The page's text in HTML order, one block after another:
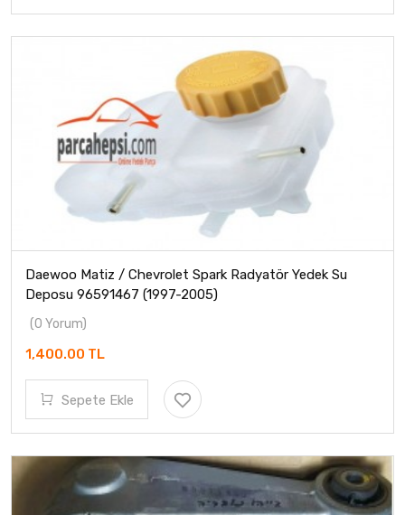
Daewoo Matiz / Chevrolet Spark Radyatör Yedek Su
Deposu 96591467 (1997-2005)
(0 Yorum)
1,400.00 TL
Sepete Ekle